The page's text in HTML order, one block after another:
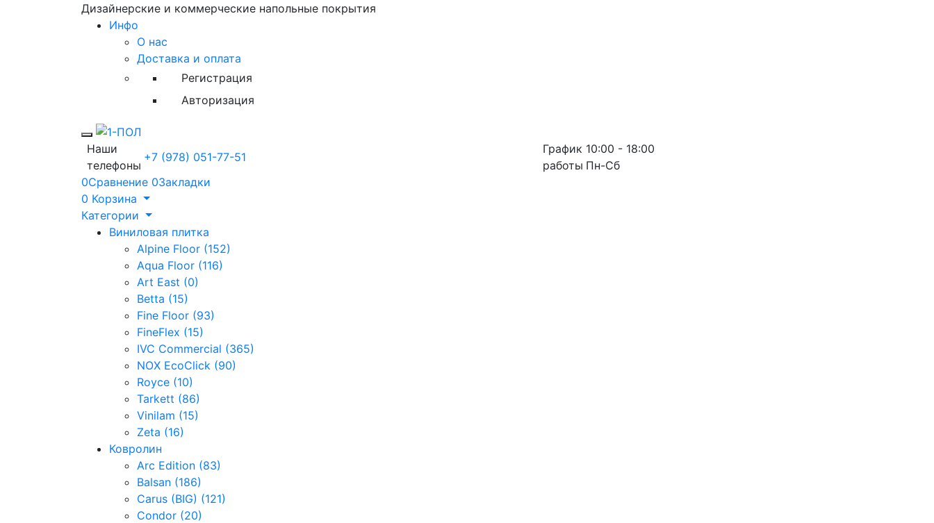
Дизайнерские и коммерческие напольные покрытия
Инфо
О нас
Доставка и оплата
Регистрация
Авторизация
Toggle mobile menu
Наши
телефоны
+7 (978) 051-77-51
График
работы
10:00 - 18:00
Пн-Сб
0Сравнение 0Закладки
0 Корзина
Категории
Виниловая плитка
Alpine Floor (152)
Aqua Floor (116)
Art East (0)
Betta (15)
Fine Floor (93)
FineFlex (15)
IVC Commercial (365)
NOX EcoClick (90)
Royce (10)
Tarkett (86)
Vinilam (15)
Zeta (16)
Ковролин
Arc Edition (83)
Balsan (186)
Carus (BIG) (121)
Condor (20)